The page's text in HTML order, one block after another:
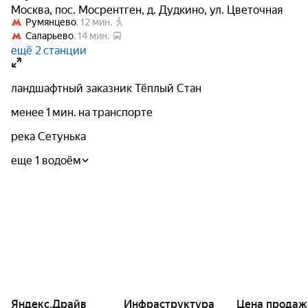
Все «лишние» — габаритные или сезонные вещи —
можно разложить в кладовой. Эти помещения
размещены в подвале рядом с охраняемой парковкой.
Москва, пос. Мосрентген, д. Дудкино, ул. Цветочная
Румянцево, 12 мин.
Саларьево, 14 мин.
ещё 2 станции
ландшафтный заказник Тёплый Стан
менее 1 мин. на транспорте
река Сетунька
еще 1 водоём
Яндекс.Драйв Инфраструктура Цена